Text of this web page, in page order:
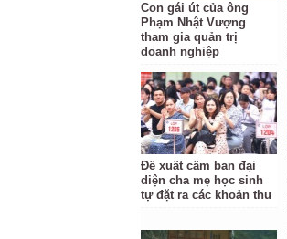
Con gái út của ông
Phạm Nhật Vượng
tham gia quản trị
doanh nghiệp
Đề xuất cấm ban đại
diện cha mẹ học sinh
tự đặt ra các khoản thu